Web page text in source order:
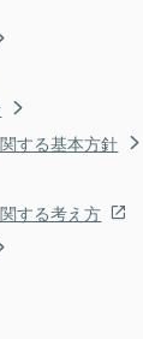
する基本方針
する考え方